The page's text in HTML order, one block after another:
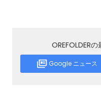
OREFOLDER
Google ニュース